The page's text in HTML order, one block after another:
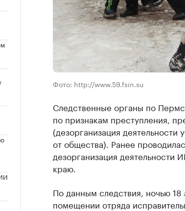
Фото: http://www.59.fsin.su
Следственные органы по
по признакам преступления,
(дезорганизация
от общества). Ранее
дезорганизация
краю.
По данным следствия, ночью 18
помещении отряда